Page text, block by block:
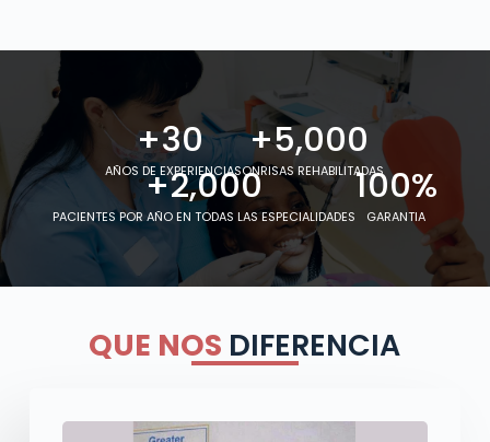
+30
AÑOS DE EXPERIENCIA
+5,000
SONRISAS REHABILITADAS
+2,000
PACIENTES POR AÑO EN TODAS LAS ESPECIALIDADES
100%
GARANTIA
QUE NOS DIFERENCIA